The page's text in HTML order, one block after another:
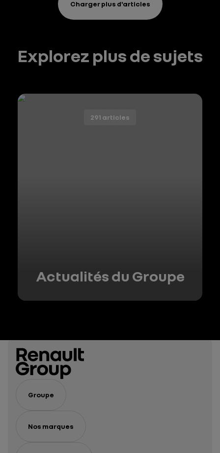
Charger plus d'articles
Explorez plus de sujets
Actualités du Groupe
291 articles
Groupe
Nos marques